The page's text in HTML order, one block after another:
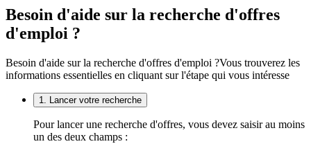
Besoin d'aide sur la recherche d'offres
d'emploi ?
Besoin d'aide sur la recherche d'offres d'emploi ?Vous trouverez les
informations essentielles en cliquant sur l'étape qui vous intéresse
1. Lancer votre recherche
Pour lancer une recherche d'offres, vous devez saisir au moins
un des deux champs :